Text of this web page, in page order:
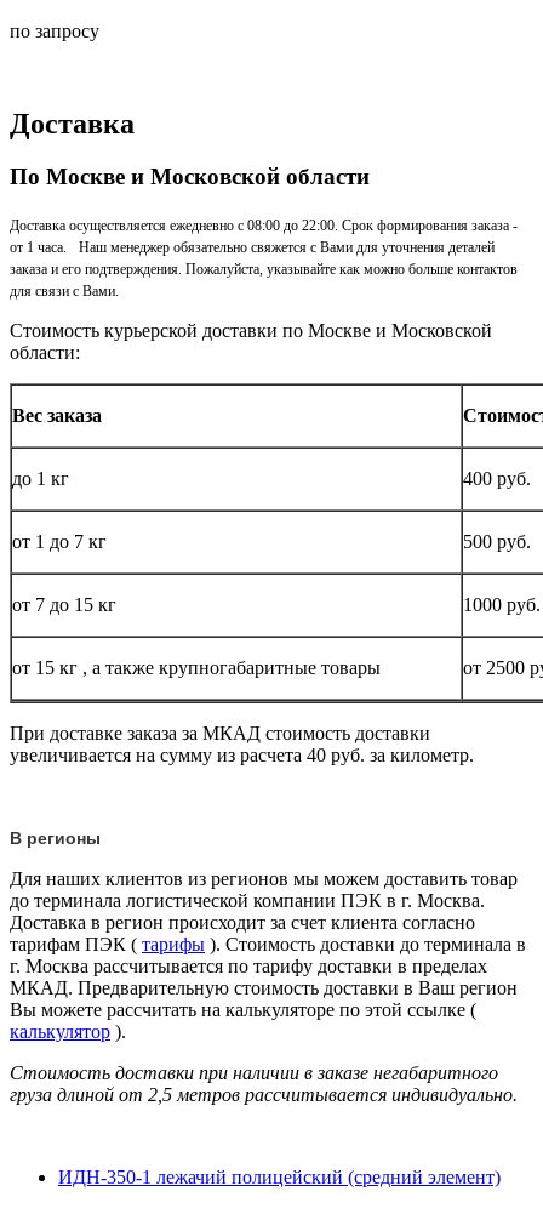
по запросу
Доставка
По Москве и Московской области
Доставка осуществляется ежедневно с 08:00 до 22:00. Срок формирования заказа -
от 1 часа. Наш менеджер обязательно свяжется с Вами для уточнения деталей
заказа и его подтверждения. Пожалуйста, указывайте как можно больше контактов
для связи с Вами.
Стоимость курьерской доставки по Москве и Московской
области:
Вес заказа
до 1 кг 400 руб.
от 1 до 7 кг 500 руб.
от 7 до 15 кг 1000 руб.
от 15 кг , а также крупногабаритные товары от 2500
При доставке заказа за МКАД стоимость доставки
увеличивается на сумму из расчета 40 руб. за километр.
В регионы
Для наших клиентов из регионов мы можем доставить товар
до терминала логистической компании ПЭК в г. Москва.
Доставка в регион происходит за счет клиента согласно
тарифам ПЭК ( тарифы ). Стоимость доставки до терминала в
г. Москва рассчитывается по тарифу доставки в пределах
МКАД. Предварительную стоимость доставки в Ваш регион
Вы можете рассчитать на калькуляторе по этой ссылке (
калькулятор ).
Стоимость доставки при наличии в заказе негабаритного
груза длиной от 2,5 метров рассчитывается индивидуально.
ИДН-350-1 лежачий полицейский (средний элемент)